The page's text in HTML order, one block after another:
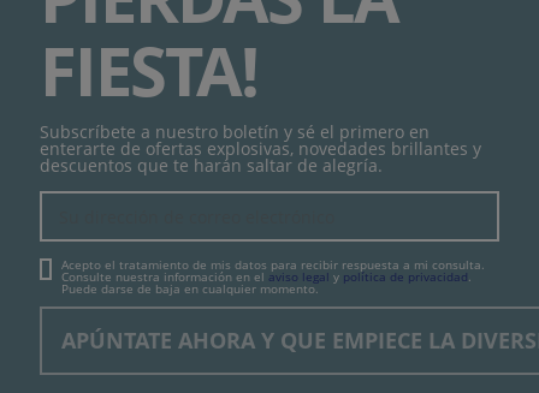
FIESTA!
Subscríbete a nuestro boletín y sé el primero en
enterarte de ofertas explosivas, novedades brillantes y
descuentos que te harán saltar de alegría.
Acepto el tratamiento de mis datos para recibir respuesta a mi consulta.
Consulte nuestra información en el aviso legal y política de privacidad.
Puede darse de baja en cualquier momento.